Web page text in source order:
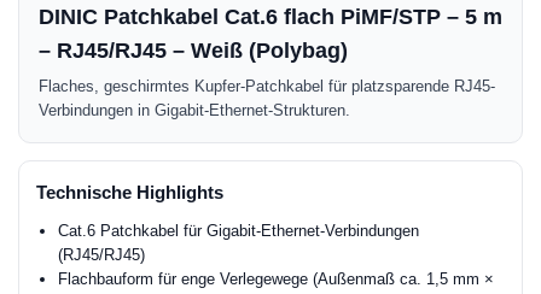
DINIC Patchkabel Cat.6 flach PiMF/STP – 5 m
– RJ45/RJ45 – Weiß (Polybag)
Flaches, geschirmtes Kupfer-Patchkabel für platzsparende RJ45-
Verbindungen in Gigabit-Ethernet-Strukturen.
Technische Highlights
Cat.6 Patchkabel für Gigabit-Ethernet-Verbindungen
(RJ45/RJ45)
Flachbauform für enge Verlegewege (Außenmaß ca. 1,5 mm ×